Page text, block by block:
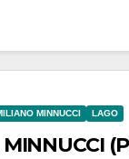
MINNUCCI LAGO